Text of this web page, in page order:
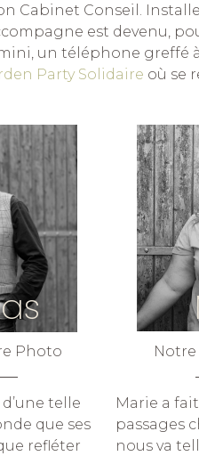
Cabinet Conseil.
est devenu,
un téléphone greffé
Party Solidaire où se
Photo
telle
que ses
refléter
Marie a
passages
nous va